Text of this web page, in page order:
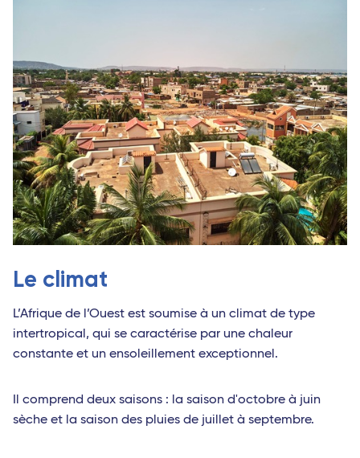
Le climat
L’Afrique de l’Ouest est soumise à un climat de type
intertropical, qui se caractérise par une chaleur
constante et un ensoleillement exceptionnel.
Il comprend deux saisons : la saison d'octobre à juin
sèche et la saison des pluies de juillet à septembre.